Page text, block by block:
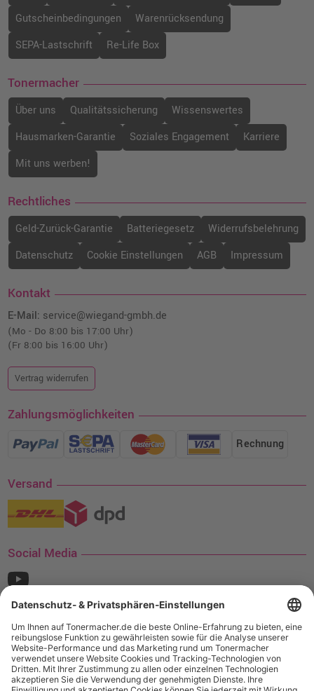
Gutscheinbedingungen
Warenrücksendung
SEPA-Lastschrift
Re-Life Box
Tonermacher
Über uns Qualitätssicherung
Wissenswertes
Hausmarken-Garantie
Soziales Engagement
Karriere
Mit uns werben!
Rechtliches
Geld-Zurück-Garantie Batteriegesetz
Widerrufsbelehrung
Datenschutz
Cookie Einstellungen AGB Impressum
Kontakt
E-Mail: service@wiegand-gmbh.de
(Mo - Do 8:00 bis 17:00 Uhr)
(Fr 8:00 bis 16:00 Uhr)
Vertrag widerrufen
Zahlungsmöglichkeiten
Rechnung
Versand
Social Media
¹ Nur gültig für den Versand innerhalb Deutschlands. Befindet sich ein Warenwert
von mindestens 35€ (inkl. Mwst.) an Ampertec Artikeln in Ihrem Warenkorb, ist der
Versand für Sie kostenfrei.